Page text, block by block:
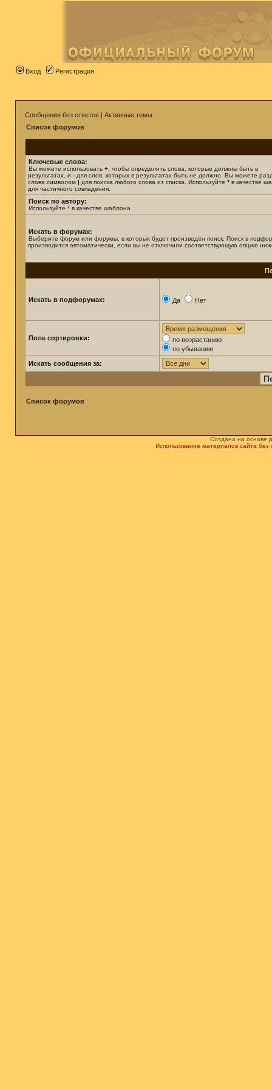
Вход Регистрация
Сообщения без ответов | Активные темы
Список форумов
Ключевые слова:
Вы можете использовать + , чтобы определить слова, которые должны быть в
результатах, и - для слов, которых в результатах быть не должно. Вы можете
слова символом | для поиска любого слова из списка. Используйте * в качестве
для частичного совпадения.
Поиск по автору:
Используйте * в качестве шаблона.
Искать в форумах:
Выберите форум или форумы, в которых будет произведён поиск. Поиск в
производится автоматически, если вы не отключили соответствующую опцию
Искать в подфорумах: Да Нет
Поле сортировки:
по возрастанию
по убыванию
Искать сообщения за:
Список форумов
Создано на основе
Использование материалов сайта